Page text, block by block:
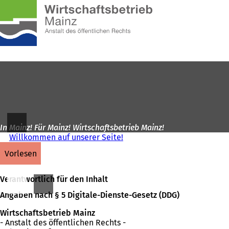
Inhalt anspringen
In Mainz! Für Mainz! Wirtschaftsbetrieb Mainz!
Willkommen auf unserer Seite!
vorlesen
Verantwortlich für den Inhalt
Angaben nach § 5 Digitale-Dienste-Gesetz (DDG)
Wirtschaftsbetrieb Mainz
- Anstalt des öffentlichen Rechts -